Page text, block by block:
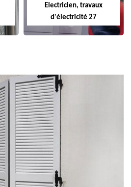
Electricien, travaux
d'électricité 27